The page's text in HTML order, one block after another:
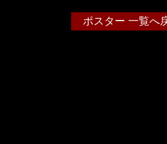
ポスター 一覧へ